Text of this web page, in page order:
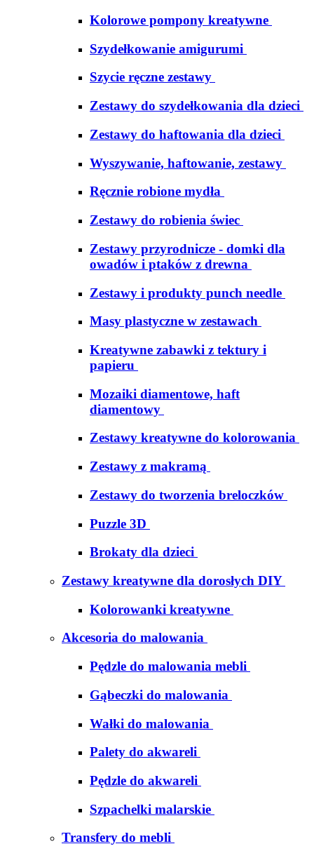
Kolorowe pompony kreatywne
Szydełkowanie amigurumi
Szycie ręczne zestawy
Zestawy do szydełkowania dla dzieci
Zestawy do haftowania dla dzieci
Wyszywanie, haftowanie, zestawy
Ręcznie robione mydła
Zestawy do robienia świec
Zestawy przyrodnicze - domki dla
owadów i ptaków z drewna
Zestawy i produkty punch needle
Masy plastyczne w zestawach
Kreatywne zabawki z tektury i
papieru
Mozaiki diamentowe, haft
diamentowy
Zestawy kreatywne do kolorowania
Zestawy z makramą
Zestawy do tworzenia breloczków
Puzzle 3D
Brokaty dla dzieci
Zestawy kreatywne dla dorosłych DIY
Kolorowanki kreatywne
Akcesoria do malowania
Pędzle do malowania mebli
Gąbeczki do malowania
Wałki do malowania
Palety do akwareli
Pędzle do akwareli
Szpachelki malarskie
Transfery do mebli